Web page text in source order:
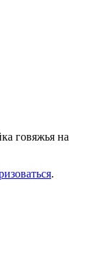
говяжья на
.